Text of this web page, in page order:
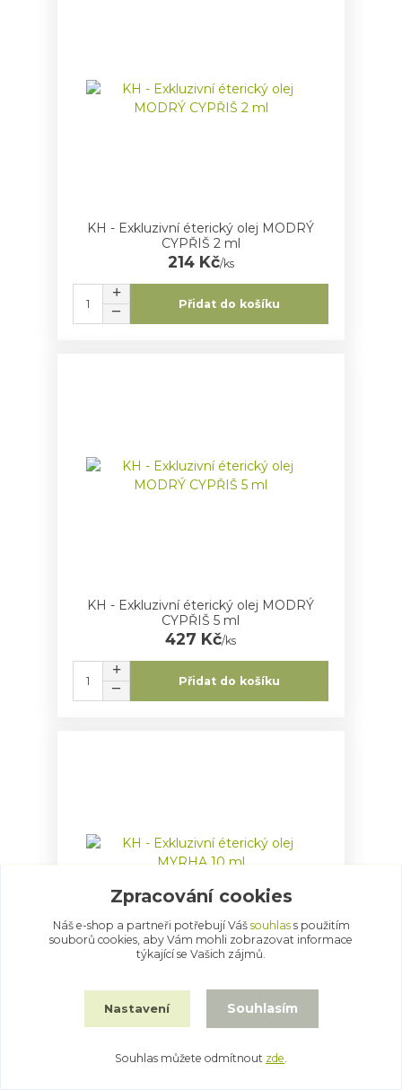
KH - Exkluzivní éterický olej MODRÝ
CYPŘIŠ 2 ml
214 Kč/ks
Přidat do košíku
KH - Exkluzivní éterický olej MODRÝ
CYPŘIŠ 5 ml
427 Kč/ks
Přidat do košíku
486 Kč
Přidat do košíku
Zpracování cookies
Náš e-shop a partneři potřebují Váš souhlass použitím
souborů cookies, aby Vám mohli zobrazovat informace
týkající se Vašich zájmů.
Nastavení Souhlasím
Souhlas můžete odmítnout zde